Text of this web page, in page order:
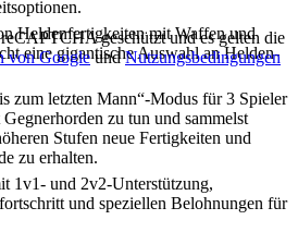
Heldenfertigkeiten mit Waffen und
eine gigantische Auswahl an Helden-
zum letzten Mann“-Modus für 3 Spieler
zu tun und sammelst
Stufen neue Fertigkeiten und
zu erhalten.
1v1- und 2v2-Unterstützung,
und speziellen Belohnungen für
geschützt und es gelten die
von GoogleundNutzungsbedingungen